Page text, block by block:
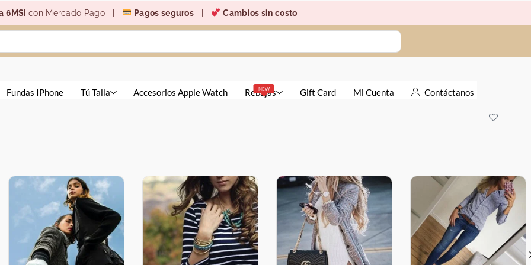
6MSIcon Mercado Pago | Pagos seguros Cambios sin costo
Fundas IPhone Tú Talla Accesorios Apple Watch NEW
Rebajas Gift Card Mi Cuenta Contáctanos